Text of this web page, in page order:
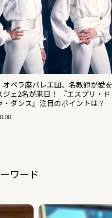
オペラ座バレエ団、名教師が愛を
ジェ2名が来日！ 『エスプリ・ド
・ダンス』注目のポイントは？
ワード